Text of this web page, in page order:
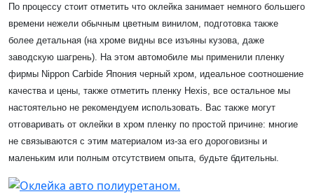
По процессу стоит отметить что оклейка занимает немного большего
времени нежели обычным цветным винилом, подготовка также
более детальная (на хроме видны все изъяны кузова, даже
заводскую шагрень). На этом автомобиле мы применили пленку
фирмы Nippon Carbide Япония черный хром, идеальное соотношение
качества и цены, также отметить пленку Hexis, все остальное мы
настоятельно не рекомендуем использовать. Вас также могут
отговаривать от оклейки в хром пленку по простой причине: многие
не связываются с этим материалом из-за его дороговизны и
маленьким или полным отсутствием опыта, будьте бдительны.